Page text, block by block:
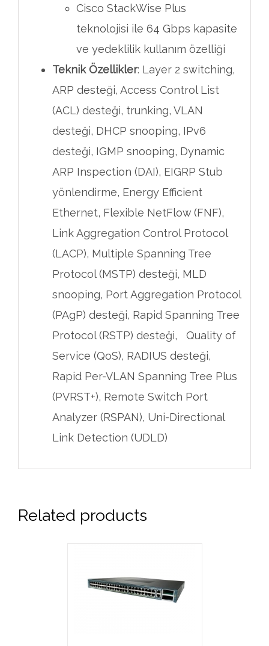
Cisco StackWise Plus
teknolojisi ile 64 Gbps kapasite
ve yedeklilik kullanım özelliği
Teknik Özellikler: Layer 2 switching,
ARP desteği, Access Control List
(ACL) desteği, trunking, VLAN
desteği, DHCP snooping, IPv6
desteği, IGMP snooping, Dynamic
ARP Inspection (DAI), EIGRP Stub
yönlendirme, Energy Efficient
Ethernet, Flexible NetFlow (FNF),
Link Aggregation Control Protocol
(LACP), Multiple Spanning Tree
Protocol (MSTP) desteği, MLD
snooping, Port Aggregation Protocol
(PAgP) desteği, Rapid Spanning Tree
Protocol (RSTP) desteği, Quality of
Service (QoS), RADIUS desteği,
Rapid Per-VLAN Spanning Tree Plus
(PVRST+), Remote Switch Port
Analyzer (RSPAN), Uni-Directional
Link Detection (UDLD)
Related products